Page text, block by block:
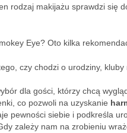
rodzaj makijażu sprawdzi się
Eye? Oto kilka
czy chodzi o urodziny,
dla gości, którzy chcą
co pozwoli na uzyskanie
pewności siebie i podkreśla
zależy nam na zrobieniu